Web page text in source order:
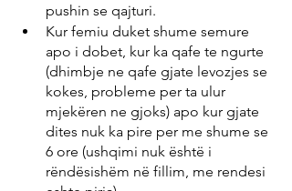
pushin se qajturi.
Kur femiu duket shume semure
apo i dobet, kur ka qafe te ngurte
(dhimbje ne qafe gjate levozjes se
kokes, probleme per ta ulur
mjekëren ne gjoks) apo kur gjate
dites nuk ka pire per me shume se
6 ore (ushqimi nuk është i
rëndësishëm në fillim, me rendesi